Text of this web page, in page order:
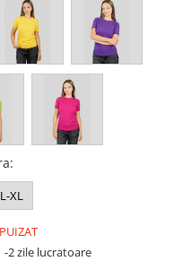
:
L-XL
-2 zile lucratoare